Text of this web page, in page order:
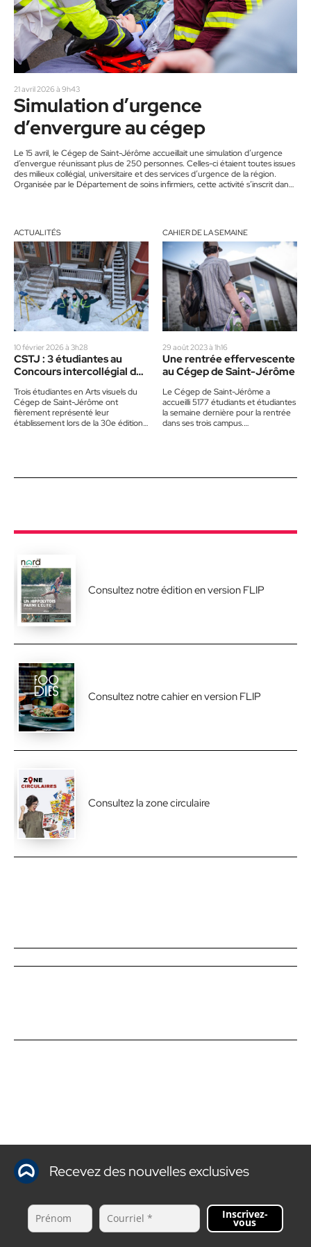
21 avril 2026 à 9h43
Simulation d’urgence
d’envergure au cégep
Le 15 avril, le Cégep de Saint-Jérôme accueillait une simulation d’urgence
d’envergue réunissant plus de 250 personnes. Celles-ci étaient toutes issues
des milieux collégial, universitaire et des services d’urgence de la région.
Organisée par le Département de soins infirmiers, cette activité s’inscrit dans
ACTUALITÉS
10 février 2026 à 3h28
CSTJ : 3 étudiantes au
Concours intercollégial de
Trois étudiantes en Arts visuels du
Cégep de Saint-Jérôme ont
fièrement représenté leur
établissement lors de la 30e édition
CAHIER DE LA SEMAINE
29 août 2023 à 1h16
Une rentrée effervescente
au Cégep de Saint-Jérôme
Le Cégep de Saint-Jérôme a
accueilli 5177 étudiants et étudiantes
la semaine dernière pour la rentrée
dans ses trois campus.
Consultez notre édition en version FLIP
Consultez notre cahier en version FLIP
Consultez la zone circulaire
Recevez des nouvelles exclusives
Inscrivez-
vous